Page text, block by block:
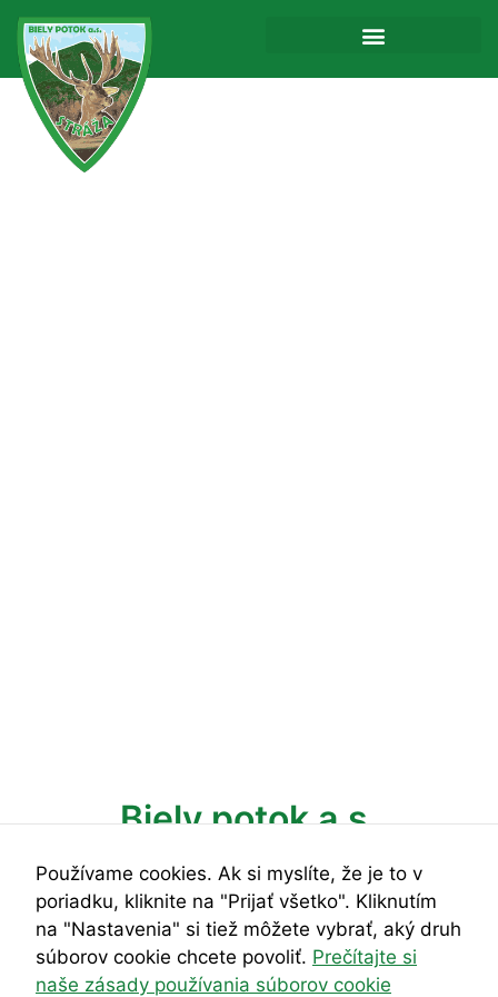
Biely potok a.s.
Vitajte na internetovej stránke Biely potok a.s.
Predstavíme Vám jeden z najkrajších kútov v
Slovenskej republike s pomerne veľkým výškovým
prevýšením, vápencovými skalami a zmiešanými
Používame cookies. Ak si myslíte, že je to v
poriadku, kliknite na "Prijať všetko". Kliknutím
na "Nastavenia" si tiež môžete vybrať, aký druh
súborov cookie chcete povoliť. Prečítajte si
naše zásady používania súborov cookie
cookie nie sú
voliteľné. Sú
fungovanie
webovej
stránky.